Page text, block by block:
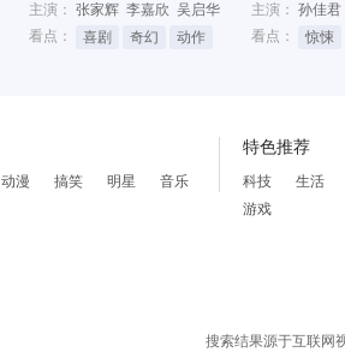
主演： 张家辉 李嘉欣 吴启华
看点：
喜剧 奇幻 动作
主演： 孙佳君
看点：
惊悚
动漫 搞笑 明星 音乐
特色推荐
科技
生活
游戏
搜索结果源于互联网